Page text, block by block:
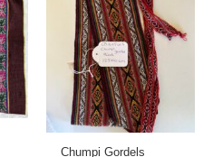
Chumpi Gordels